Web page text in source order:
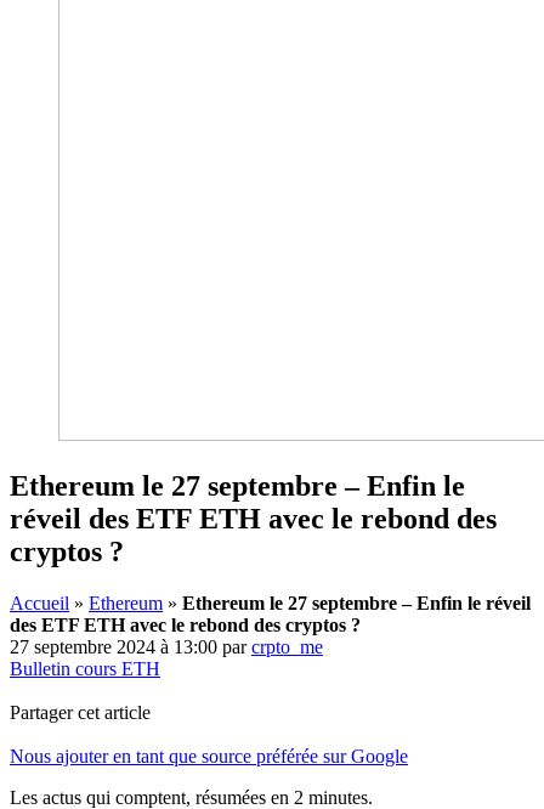
Ethereum le 27 septembre – Enfin le
réveil des ETF ETH avec le rebond des
cryptos ?
Accueil » Ethereum » Ethereum le 27 septembre – Enfin le réveil
des ETF ETH avec le rebond des cryptos ?
27 septembre 2024 à 13:00 parcrpto_me
Bulletin cours ETH
Partager cet article
Nous ajouter en tant que source préférée sur Google
Les actus qui comptent, résumées en 2 minutes.